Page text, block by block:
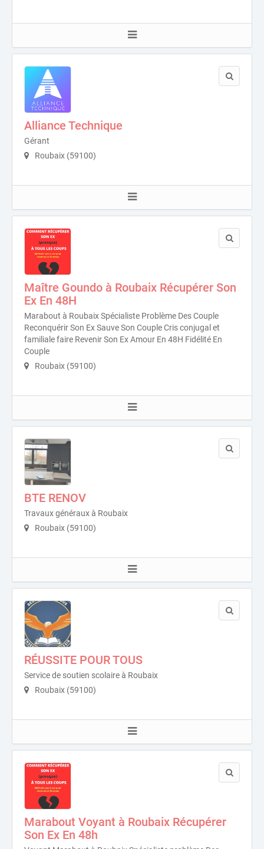
Alliance Technique
Gérant
Roubaix (59100)
Maître Goundo à Roubaix Récupérer Son
Ex En 48H
Marabout à Roubaix Spécialiste Problème Des Couple
Reconquérir Son Ex Sauve Son Couple Cris conjugal et
familiale faire Revenir Son Ex Amour En 48H Fidélité En
Couple
Roubaix (59100)
BTE RENOV
Travaux généraux à Roubaix
Roubaix (59100)
RÉUSSITE POUR TOUS
Service de soutien scolaire à Roubaix
Roubaix (59100)
Marabout Voyant à Roubaix Récupérer
Son Ex En 48h